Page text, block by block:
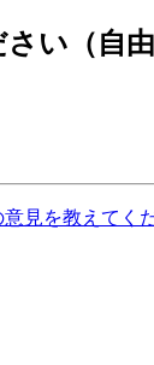
い（自由
見を教えてく